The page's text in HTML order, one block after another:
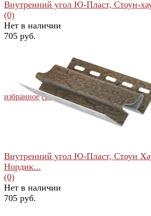
избранное сравнить
Внутренний угол Ю-Пласт, Стоун-
(0)
Нет в наличии
705 руб.
Внутренний угол Ю-Пласт, Стоун
Нордик...
(0)
Нет в наличии
705 руб.